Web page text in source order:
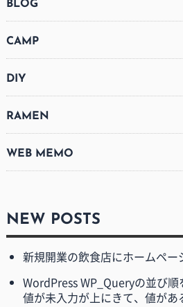
BLOG
CAMP
DIY
RAMEN
WEB MEMO
NEW POSTS
新規開業の飲食店にホームペー
WordPress WP_Queryの並び
値が未入力が上にきて、値があ